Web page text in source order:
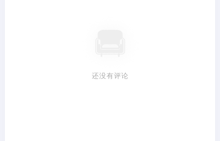
还没有评论